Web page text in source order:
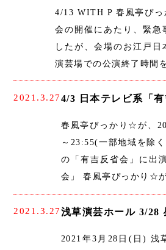
4/13 WITH P 春風亭ぴ
会の開催にあたり、緊急
したが、会場のお江戸日
演芸場での公演終了時間
2021.3.274/3 日本テレビ系「
春風亭ぴっかり☆が、
～23:55(一部地域を除
の「有吉反省会」に出
会」 春風亭ぴっかり☆
2021.3.27浅草演芸ホール 3/28
2021年3月28日(日) 浅